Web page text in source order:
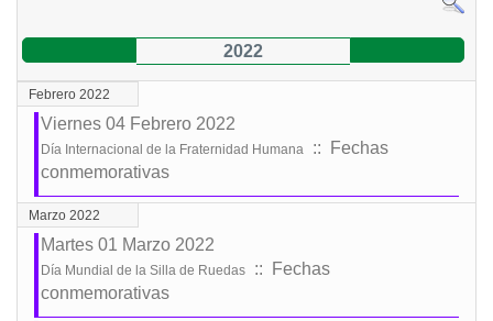
2022
Febrero 2022
Viernes 04 Febrero 2022
Día Internacional de la Fraternidad Humana
:: Fechas
conmemorativas
Marzo 2022
Martes 01 Marzo 2022
Día Mundial de la Silla de Ruedas
:: Fechas
conmemorativas